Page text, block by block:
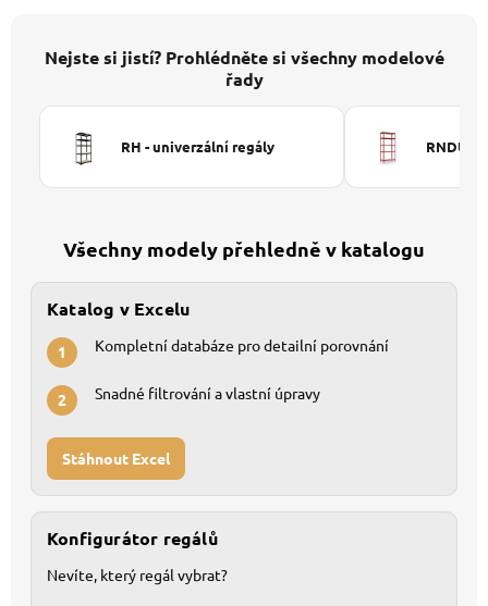
Nejste si jistí? Prohlédněte si všechny modelové
řady
RH - univerzální regály RNDU-
Všechny modely přehledně v katalogu
Katalog v Excelu
1 Kompletní databáze pro detailní porovnání
2 Snadné filtrování a vlastní úpravy
Stáhnout Excel
Konfigurátor regálů
Nevíte, který regál vybrat?